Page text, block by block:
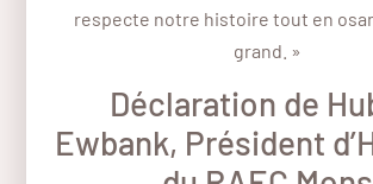
respecte notre histoire tout en
grand. »
Déclaration de
Ewbank, Président